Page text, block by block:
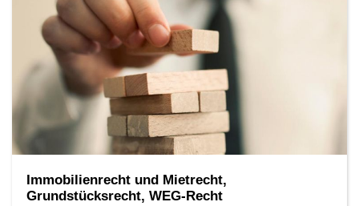
Immobilienrecht und Mietrecht,
Grundstücksrecht, WEG-Recht